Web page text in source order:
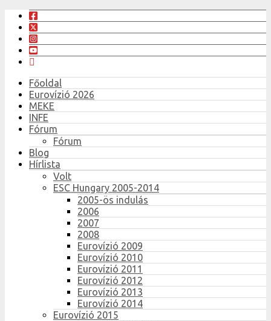
Főoldal
Eurovízió 2026
MEKE
INFE
Fórum
Fórum
Blog
Hírlista
Volt
ESC Hungary 2005-2014
2005-ös indulás
2006
2007
2008
Eurovízió 2009
Eurovízió 2010
Eurovízió 2011
Eurovízió 2012
Eurovízió 2013
Eurovízió 2014
Eurovízió 2015